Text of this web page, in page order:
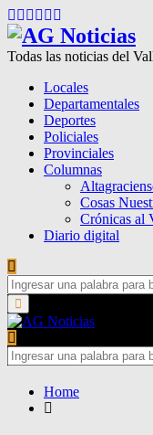
Facebook
Twitter
Instagram
Pinterest
Google
Todas las noticias del
Locales
Departamentales
Deportes
Policiales
Provinciales
Columnas
Cosas
Crónicas al
Diario digital
Search
for:Primary
Menu
Search
for:
Home